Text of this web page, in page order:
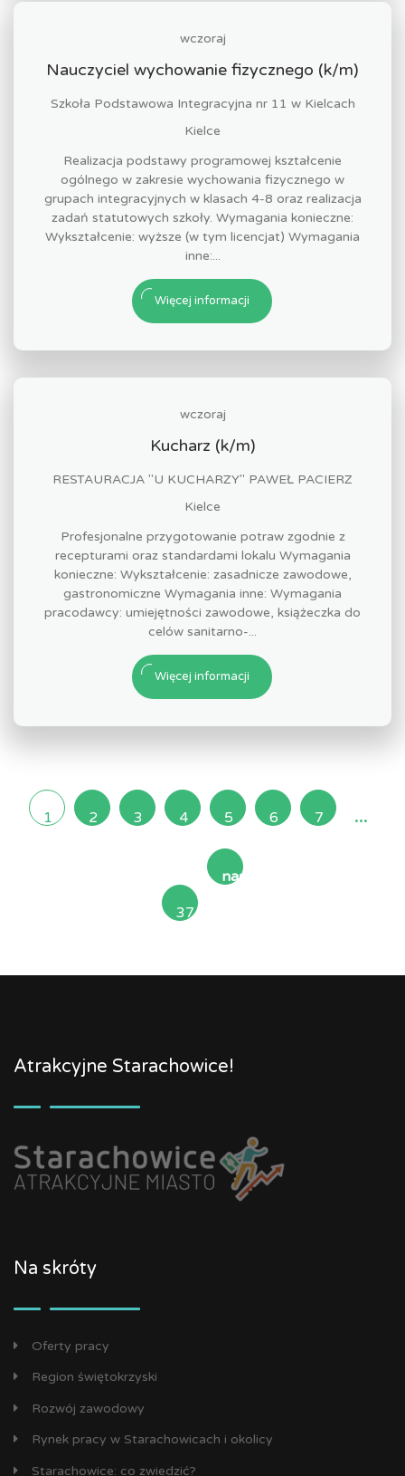
wczoraj
Nauczyciel wychowanie fizycznego (k/m)
Szkoła Podstawowa Integracyjna nr 11 w Kielcach
Kielce
Realizacja podstawy programowej kształcenie
ogólnego w zakresie wychowania fizycznego w
grupach integracyjnych w klasach 4-8 oraz realizacja
zadań statutowych szkoły. Wymagania konieczne:
Wykształcenie: wyższe (w tym licencjat) Wymagania
inne:...
Więcej informacji
wczoraj
Kucharz (k/m)
RESTAURACJA "U KUCHARZY" PAWEŁ PACIERZ
Kielce
Profesjonalne przygotowanie potraw zgodnie z
recepturami oraz standardami lokalu Wymagania
konieczne: Wykształcenie: zasadnicze zawodowe,
gastronomiczne Wymagania inne: Wymagania
pracodawcy: umiejętności zawodowe, książeczka do
celów sanitarno-...
Więcej informacji
1 2 3 4 5 6 7 ...
37
następna
Atrakcyjne Starachowice!
Na skróty
Oferty pracy
Region świętokrzyski
Rozwój zawodowy
Rynek pracy w Starachowicach i okolicy
Starachowice: co zwiedzić?